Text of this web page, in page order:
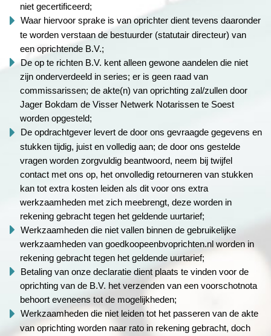
niet gecertificeerd;
Waar hiervoor sprake is van oprichter dient tevens daaronder
te worden verstaan de bestuurder (statutair directeur) van
een oprichtende B.V.;
De op te richten B.V. kent alleen gewone aandelen die niet
zijn onderverdeeld in series; er is geen raad van
commissarissen; de akte(n) van oprichting zal/zullen door
Jager Bokdam de Visser Netwerk Notarissen te Soest
worden opgesteld;
De opdrachtgever levert de door ons gevraagde gegevens en
stukken tijdig, juist en volledig aan; de door ons gestelde
vragen worden zorgvuldig beantwoord, neem bij twijfel
contact met ons op, het onvolledig retourneren van stukken
kan tot extra kosten leiden als dit voor ons extra
werkzaamheden met zich meebrengt, deze worden in
rekening gebracht tegen het geldende uurtarief;
Werkzaamheden die niet vallen binnen de gebruikelijke
werkzaamheden van goedkoopeenbvoprichten.nl worden in
rekening gebracht tegen het geldende uurtarief;
Betaling van onze declaratie dient plaats te vinden voor de
oprichting van de B.V. het verzenden van een voorschotnota
behoort eveneens tot de mogelijkheden;
Werkzaamheden die niet leiden tot het passeren van de akte
van oprichting worden naar rato in rekening gebracht, doch